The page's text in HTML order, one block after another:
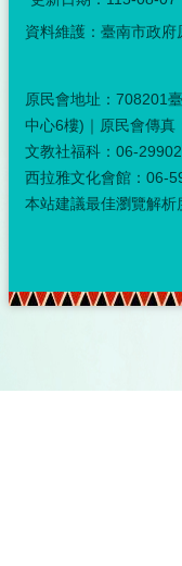
資料維護：臺南市政
原民會地址：708201
中心6樓)｜原民會傳真
文教社福科：06-
西拉雅文化會館：06-
本站建議最佳瀏覽解